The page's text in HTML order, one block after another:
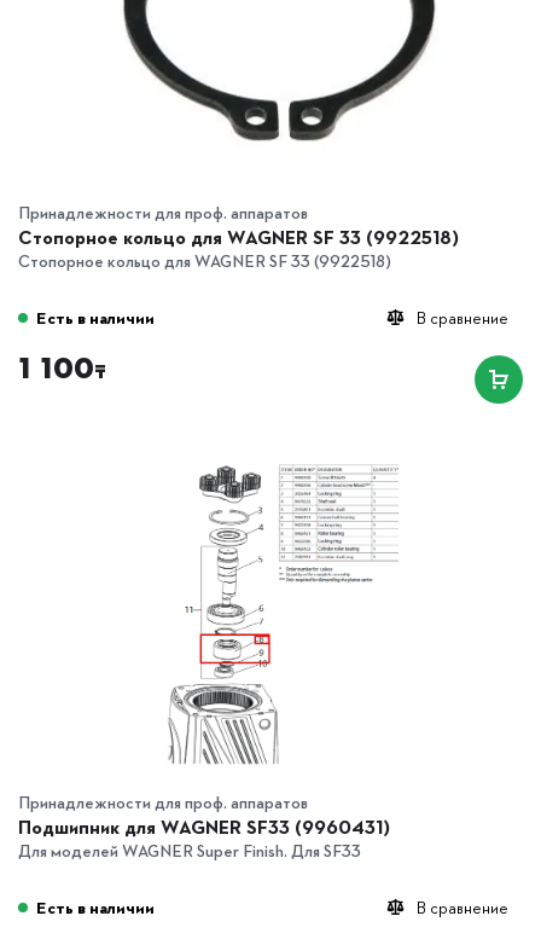
Принадлежности для проф. аппаратов
Стопорное кольцо для WAGNER SF 33 (9922518)
Стопорное кольцо для WAGNER SF 33 (9922518)
В сравнение
Есть в наличии
1 100₸
Принадлежности для проф. аппаратов
Подшипник для WAGNER SF33 (9960431)
Для моделей WAGNER Super Finish. Для SF33
В сравнение
Есть в наличии